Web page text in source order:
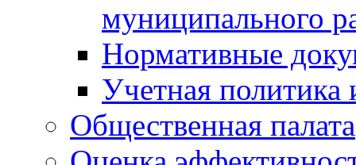
муниципального
Нормативные
Учетная политика
Общественная палата